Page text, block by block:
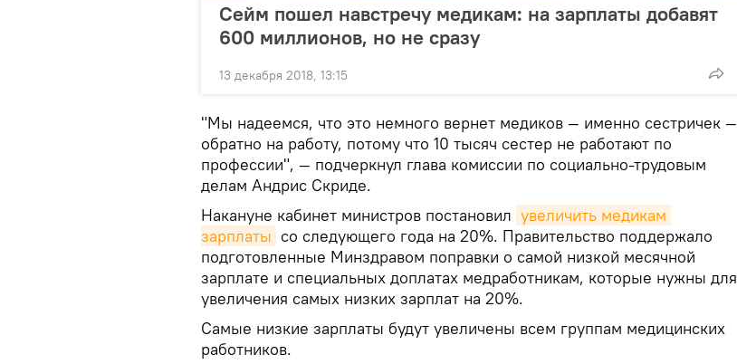
Сейм пошел навстречу медикам: на зарплаты добавят
600 миллионов, но не сразу
13 декабря 2018, 13:15
"Мы надеемся, что это немного вернет медиков — именно сестричек —
обратно на работу, потому что 10 тысяч сестер не работают по
профессии", — подчеркнул глава комиссии по социально-трудовым
делам Андрис Скриде.
Накануне кабинет министров постановил увеличить медикам
зарплаты со следующего года на 20%. Правительство поддержало
подготовленные Минздравом поправки о самой низкой месячной
зарплате и специальных доплатах медработникам, которые нужны для
увеличения самых низких зарплат на 20%.
Самые низкие зарплаты будут увеличены всем группам медицинских
работников.